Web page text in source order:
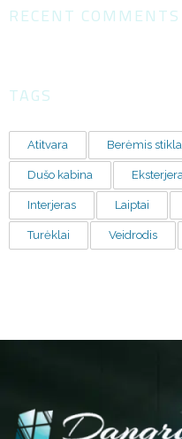
RECENT COMMENTS
TAGS
Atitvara Berėmis
Dušo kabina
Interjeras Laiptai
Turėklai Veidrodis